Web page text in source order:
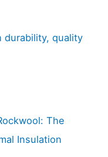
durability, quality
The
Insulation